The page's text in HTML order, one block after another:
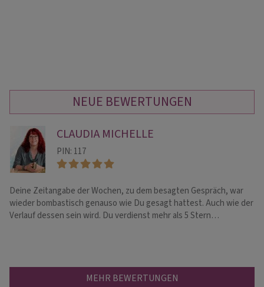
NEUE BEWERTUNGEN
CLAUDIA MICHELLE
PIN: 117
Deine Zeitangabe der Wochen, zu dem besagten Gespräch, war
wieder bombastisch genauso wie Du gesagt hattest. Auch wie der
Verlauf dessen sein wird. Du verdienst mehr als 5 Stern…
MEHR BEWERTUNGEN